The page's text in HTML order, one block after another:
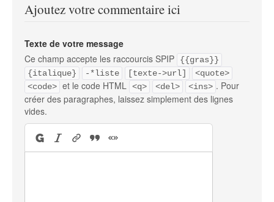
Ajoutez votre commentaire ici
Texte de votre message
Ce champ accepte les raccourcis SPIP
{{gras}}
{italique}
-*liste [texte->url]
<quote>
<code> et le code HTML <q> <del> <ins> . Pour
créer des paragraphes, laissez simplement des lignes
vides.